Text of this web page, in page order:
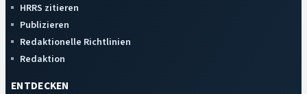
HRRS zitieren
Publizieren
Redaktionelle Richtlinien
Redaktion
ENTDECKEN